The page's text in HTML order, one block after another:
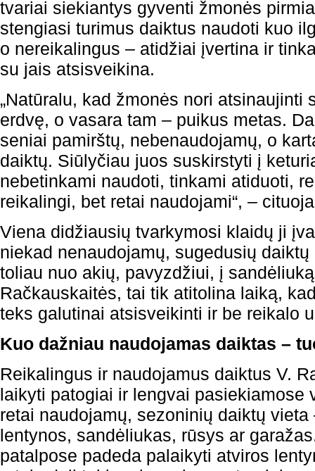
tvariai siekiantys gyventi žmonės
stengiasi turimus daiktus naudoti kuo
o nereikalingus – atidžiai įvertina ir
su jais atsisveikina.
„Natūralu, kad žmonės nori atsinaujinti
erdvę, o vasara tam – puikus metas.
seniai pamirštų, nebenaudojamų, o
daiktų. Siūlyčiau juos suskirstyti į
nebetinkami naudoti, tinkami atiduoti,
reikalingi, bet retai naudojami“, –
Viena didžiausių tvarkymosi klaidų ji
niekad nenaudojamų, sugedusių
toliau nuo akių, pavyzdžiui, į
Račkauskaitės, tai tik atitolina laiką,
teks galutinai atsisveikinti ir be reikalo
Kuo dažniau naudojamas daiktas –
Reikalingus ir naudojamus daiktus V.
laikyti patogiai ir lengvai pasiekiamose
retai naudojamų, sezoninių daiktų
lentynos, sandėliukas, rūsys ar
patalpose padeda palaikyti atviros